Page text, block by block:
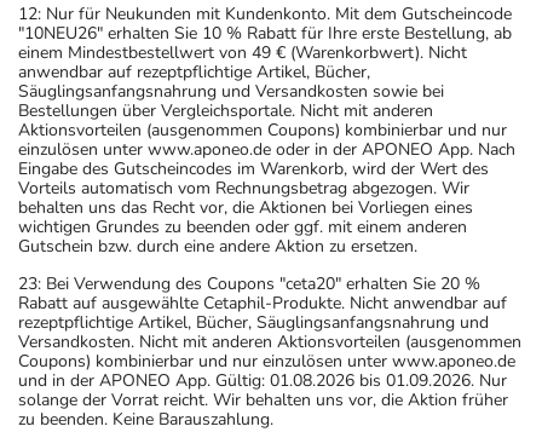
12: Nur für Neukunden mit Kundenkonto. Mit dem Gutscheincode
"10NEU26" erhalten Sie 10 % Rabatt für Ihre erste Bestellung, ab
einem Mindestbestellwert von 49 € (Warenkorbwert). Nicht
anwendbar auf rezeptpflichtige Artikel, Bücher,
Säuglingsanfangsnahrung und Versandkosten sowie bei
Bestellungen über Vergleichsportale. Nicht mit anderen
Aktionsvorteilen (ausgenommen Coupons) kombinierbar und nur
einzulösen unter www.aponeo.de oder in der APONEO App. Nach
Eingabe des Gutscheincodes im Warenkorb, wird der Wert des
Vorteils automatisch vom Rechnungsbetrag abgezogen. Wir
behalten uns das Recht vor, die Aktionen bei Vorliegen eines
wichtigen Grundes zu beenden oder ggf. mit einem anderen
Gutschein bzw. durch eine andere Aktion zu ersetzen.
23: Bei Verwendung des Coupons "ceta20" erhalten Sie 20 %
Rabatt auf ausgewählte Cetaphil-Produkte. Nicht anwendbar auf
rezeptpflichtige Artikel, Bücher, Säuglingsanfangsnahrung und
Versandkosten. Nicht mit anderen Aktionsvorteilen (ausgenommen
Coupons) kombinierbar und nur einzulösen unter www.aponeo.de
und in der APONEO App. Gültig: 01.08.2026 bis 01.09.2026. Nur
solange der Vorrat reicht. Wir behalten uns vor, die Aktion früher
zu beenden. Keine Barauszahlung.